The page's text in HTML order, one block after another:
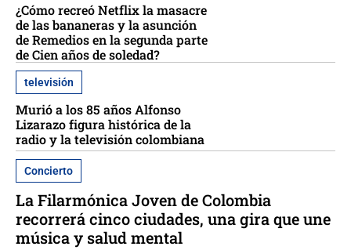
¿Cómo recreó Netflix la masacre
de las bananeras y la asunción
de Remedios en la segunda parte
de Cien años de soledad?
televisión
Murió a los 85 años Alfonso
Lizarazo figura histórica de la
radio y la televisión colombiana
Concierto
La Filarmónica Joven de Colombia
recorrerá cinco ciudades, una gira que une
música y salud mental